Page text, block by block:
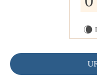
W